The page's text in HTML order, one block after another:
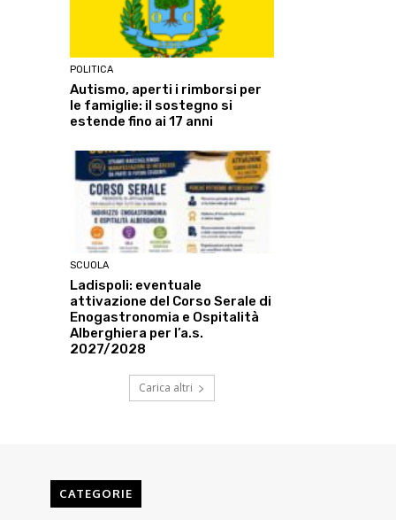
POLITICA
Autismo, aperti i rimborsi per
le famiglie: il sostegno si
estende fino ai 17 anni
SCUOLA
Ladispoli: eventuale
attivazione del Corso Serale di
Enogastronomia e Ospitalità
Alberghiera per l’a.s.
2027/2028
Carica altri
CATEGORIE